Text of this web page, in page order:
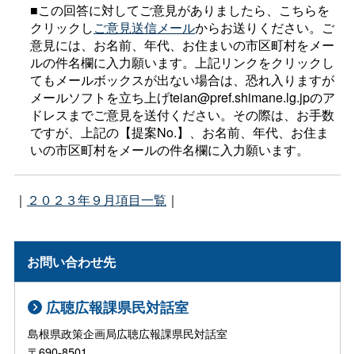
■この回答に対してご意見がありましたら、こちらを
クリックしご意見送信メールからお送りください。ご
意見には、お名前、年代、お住まいの市区町村をメー
ルの件名欄に入力願います。上記リンクをクリックし
てもメールボックスが出ない場合は、恐れ入りますが
メールソフトを立ち上げteian@pref.shimane.lg.jpのア
ドレスまでご意見を送付ください。その際は、お手数
ですが、上記の【提案No.】、お名前、年代、お住ま
いの市区町村をメールの件名欄に入力願います。
｜ ２０２３年９月項目一覧 ｜
お問い合わせ先
広聴広報課県民対話室
島根県政策企画局広聴広報課県民対話室